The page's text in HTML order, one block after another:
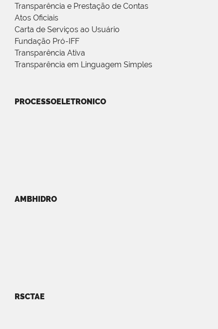
Transparência e Prestação de Contas
Atos Oficiais
Carta de Serviços ao Usuário
Fundação Pró-IFF
Transparência Ativa
Transparência em Linguagem Simples
PROCESSOELETRONICO
AMBHIDRO
RSCTAE